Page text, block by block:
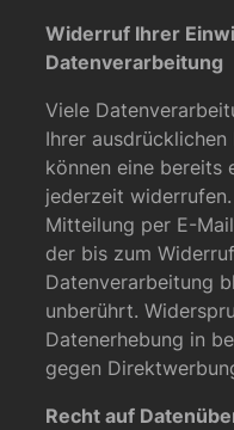
Widerruf Ihrer
Datenverarbeitung
Viele
Ihrer
können eine bereits
jederzeit
Mitteilung per E-
der bis zum
Datenverarbeitung
unberührt.
Datenerhebung in
gegen
Recht auf